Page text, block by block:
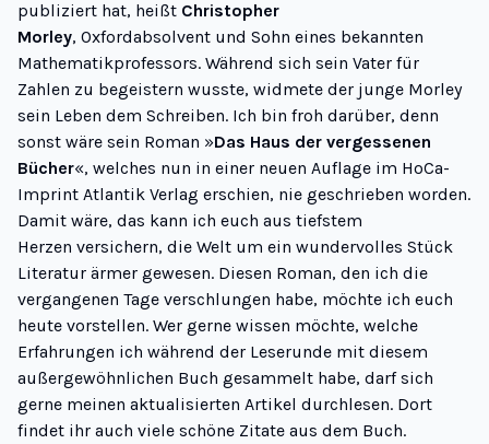
publiziert hat, heißt Christopher
Morley, Oxfordabsolvent und Sohn eines bekannten
Mathematikprofessors. Während sich sein Vater für
Zahlen zu begeistern wusste, widmete der junge Morley
sein Leben dem Schreiben. Ich bin froh darüber, denn
sonst wäre sein Roman »Das Haus der vergessenen
Bücher«, welches nun in einer neuen Auflage im HoCa-
Imprint Atlantik Verlag erschien, nie geschrieben worden.
Damit wäre, das kann ich euch aus tiefstem
Herzen versichern, die Welt um ein wundervolles Stück
Literatur ärmer gewesen. Diesen Roman, den ich die
vergangenen Tage verschlungen habe, möchte ich euch
heute vorstellen. Wer gerne wissen möchte, welche
Erfahrungen ich während der Leserunde mit diesem
außergewöhnlichen Buch gesammelt habe, darf sich
gerne meinen aktualisierten Artikel durchlesen. Dort
findet ihr auch viele schöne Zitate aus dem Buch.